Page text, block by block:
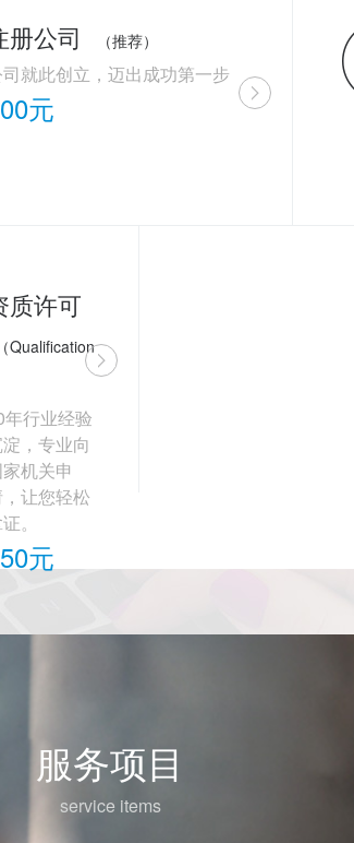
册公司 （推荐）
就此创立，迈出成功第一步
元
质许可
（Qualification
年行业经验
，专业向
机关申
让您轻松
。
元
服务项目
service items